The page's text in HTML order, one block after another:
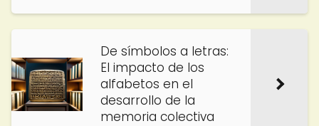
De símbolos a letras:
El impacto de los
alfabetos en el
desarrollo de la
memoria colectiva